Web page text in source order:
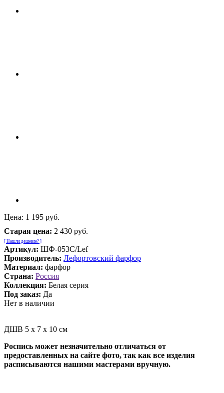
Цена: 1 195 руб.
Старая цена: 2 430 руб.
[ Нашли дешевле? ]
Артикул: ШФ-053С/Lef
Производитель: Лефортовский фарфор
Материал: фарфор
Страна: Россия
Коллекция: Белая серия
Под заказ: Да
Нет в наличии
ДШВ 5 х 7 х 10 см
Роспись может незначительно отличаться от
предоставленных на сайте фото, так как все изделия
расписываются нашими мастерами вручную.